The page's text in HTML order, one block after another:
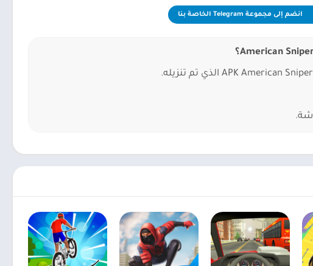
انضم إلى مجموعة Telegram الخاصة بنا